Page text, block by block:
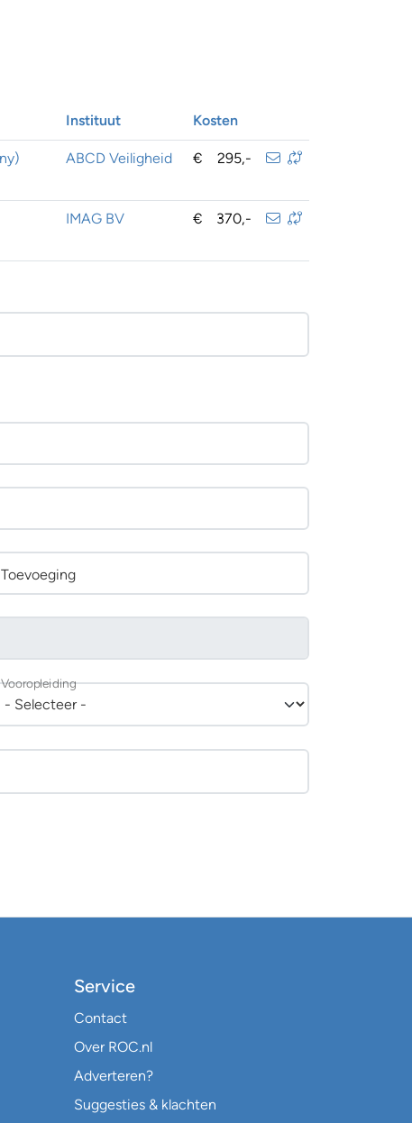
Instituut Kosten
ABCD Veiligheid € 295,-
IMAG BV € 370,-
Toevoeging
Vooropleiding
Service
Contact
Over ROC.nl
Adverteren?
Suggesties & klachten